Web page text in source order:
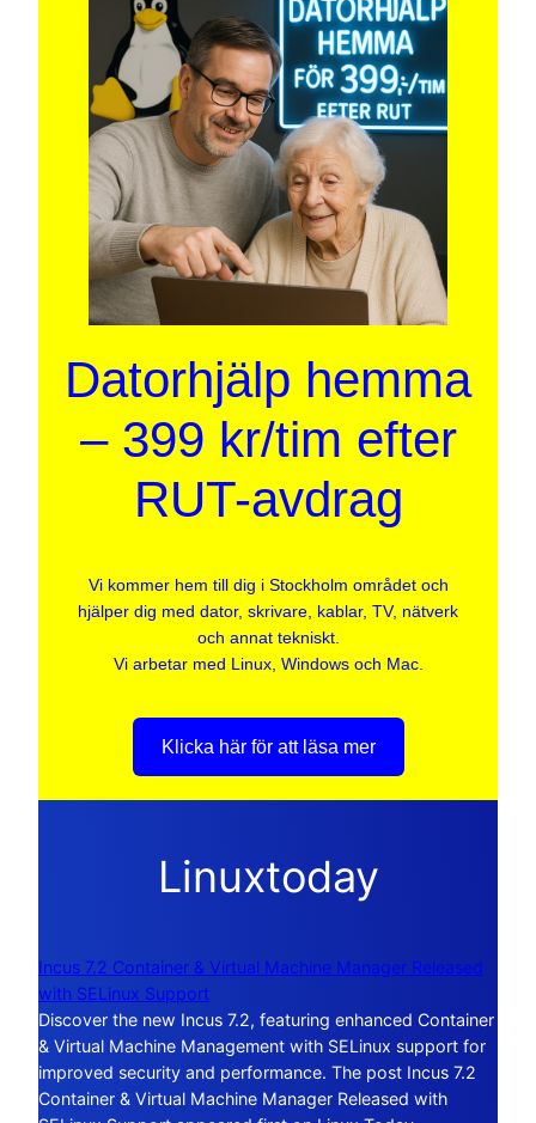
Datorhjälp hemma
– 399 kr/tim efter
RUT-avdrag
Vi kommer hem till dig i Stockholm området och
hjälper dig med dator, skrivare, kablar, TV, nätverk
och annat tekniskt.
Vi arbetar med Linux, Windows och Mac.
Klicka här för att läsa mer
Linuxtoday
Incus 7.2 Container & Virtual Machine Manager Released
with SELinux Support
Discover the new Incus 7.2, featuring enhanced Container
& Virtual Machine Management with SELinux support for
improved security and performance. The post Incus 7.2
Container & Virtual Machine Manager Released with